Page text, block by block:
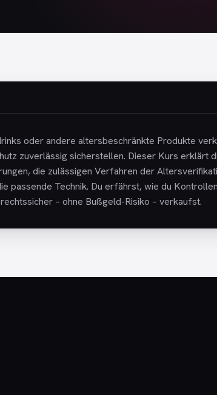
oder andere altersbeschränkte Produkte
zuverlässig sicherstellen. Dieser Kurs erklärt
die zulässigen Verfahren der
passende Technik. Du erfährst, wie du Kontrollen
– ohne Bußgeld-Risiko – verkaufst.